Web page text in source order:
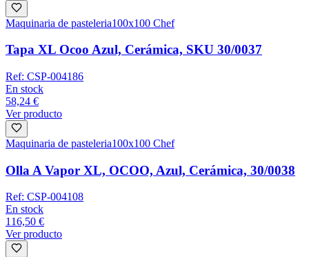
Maquinaria de pasteleria100x100 Chef
Tapa XL Ocoo Azul, Cerámica, SKU 30/0037
Ref: CSP-004186
En stock
58,24 €
Ver producto
Maquinaria de pasteleria100x100 Chef
Olla A Vapor XL, OCOO, Azul, Cerámica, 30/0038
Ref: CSP-004108
En stock
116,50 €
Ver producto